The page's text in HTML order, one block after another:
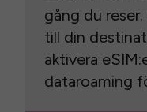
gång du
till din
aktivera
dataroaming